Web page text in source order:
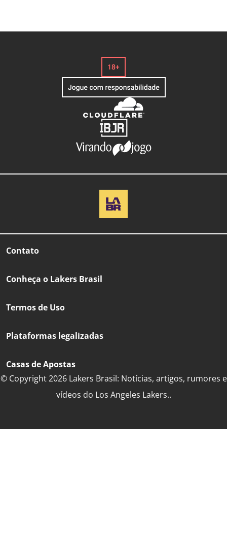
Contato
Conheça o Lakers Brasil
Termos de Uso
Plataformas legalizadas
Casas de Apostas
© Copyright 2026 Lakers Brasil: Notícias, artigos, rumores e
vídeos do Los Angeles Lakers..